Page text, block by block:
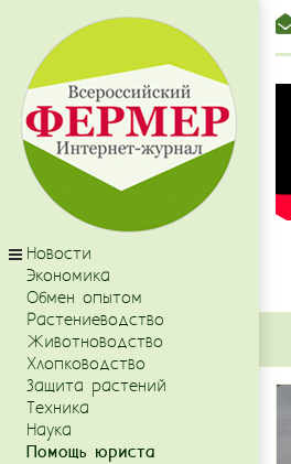
Новости
Экономика
Обмен опытом
Растениеводство
Животноводство
Хлопководство
Защита растений
Техника
Наука
Помощь юриста